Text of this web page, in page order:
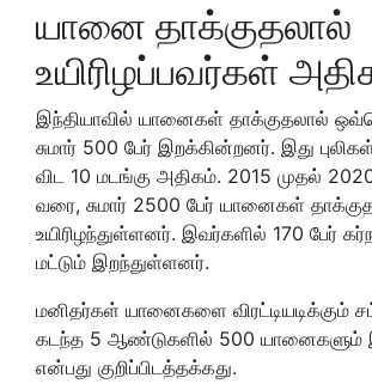
யானை தாக்குதலால்
உயிரிழப்பவர்கள்
இந்தியாவில் யானைகள் தாக்குதலால்
சுமார் 500 பேர் இறக்கின்றனர். இது
விட 10 மடங்கு அதிகம். 2015 முதல்
வரை, சுமார் 2500 பேர் யானைகள்
உயிரிழந்துள்ளனர். இவர்களில் 170 பேர்
மட்டும் இறந்துள்ளனர்.
மனிதர்கள் யானைகளை விரட்டியடிக்கும்
கடந்த 5 ஆண்டுகளில் 500 யானைகளும்
என்பது குறிப்பிடத்தக்கது.